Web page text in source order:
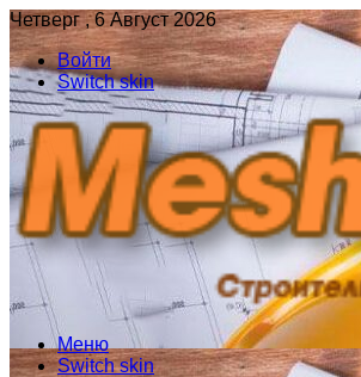
Четверг , 6 Август 2026
Войти
Switch skin
Меню
Switch skin